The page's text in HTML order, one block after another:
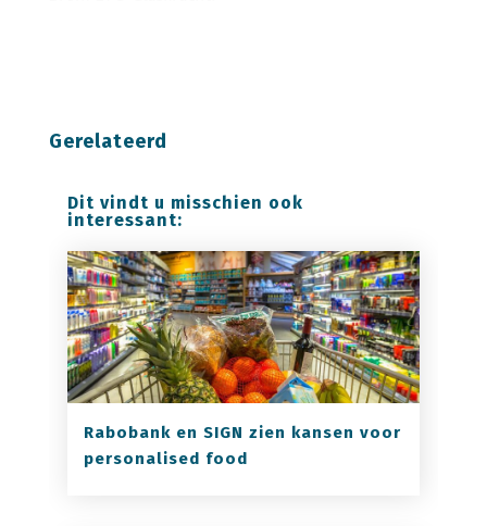
Gerelateerd
Dit vindt u misschien ook
interessant:
Rabobank en SIGN zien kansen voor
personalised food